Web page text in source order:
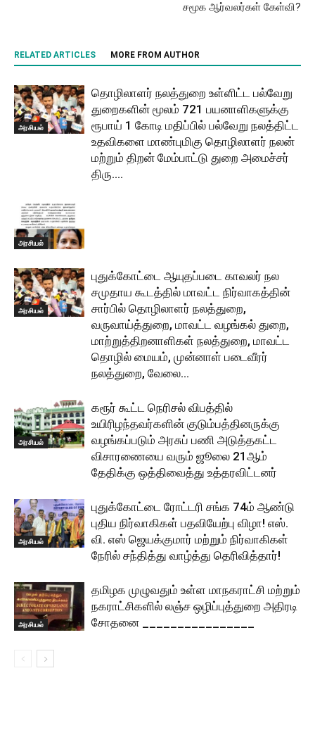
சமூக ஆர்வலர்கள் கேள்வி?
RELATED ARTICLES MORE FROM AUTHOR
அரசியல்
தொழிலாளர் நலத்துறை உள்ளிட்ட பல்வேறு
துறைகளின் மூலம் 721 பயனாளிகளுக்கு
ரூபாய் 1 கோடி மதிப்பில் பல்வேறு நலத்திட்ட
உதவிகளை மாண்புமிகு தொழிலாளர் நலன்
மற்றும் திறன் மேம்பாட்டு துறை அமைச்சர்
திரு....
அரசியல்
அரசியல்
புதுக்கோட்டை ஆயுதப்படை காவலர் நல
சமுதாய கூடத்தில் மாவட்ட நிர்வாகத்தின்
சார்பில் தொழிலாளர் நலத்துறை,
வருவாய்த்துறை, மாவட்ட வழங்கல் துறை,
மாற்றுத்திறனாளிகள் நலத்துறை, மாவட்ட
தொழில் மையம், முன்னாள் படைவீரர்
நலத்துறை, வேலை...
அரசியல்
கரூர் கூட்ட நெரிசல் விபத்தில்
உயிரிழந்தவர்களின் குடும்பத்தினருக்கு
வழங்கப்படும் அரசுப் பணி அடுத்தகட்ட
விசாரணையை வரும் ஜூலை 21ஆம்
தேதிக்கு ஒத்திவைத்து உத்தரவிட்டனர்
அரசியல்
புதுக்கோட்டை ரோட்டரி சங்க 74ம் ஆண்டு
புதிய நிர்வாகிகள் பதவியேற்பு விழா! எஸ்.
வி. எஸ் ஜெயக்குமார் மற்றும் நிர்வாகிகள்
நேரில் சந்தித்து வாழ்த்து தெரிவித்தார்!
அரசியல்
தமிழக முழுவதும் உள்ள மாநகராட்சி மற்றும்
நகராட்சிகளில் லஞ்ச ஒழிப்புத்துறை அதிரடி
சோதனை ________________